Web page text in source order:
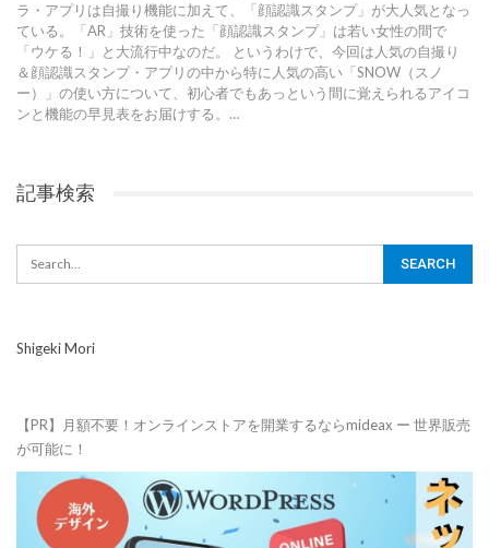
ラ・アプリは自撮り機能に加えて、「顔認識スタンプ」が大人気となっ
ている。「AR」技術を使った「顔認識スタンプ」は若い女性の間で
「ウケる！」と大流行中なのだ。 というわけで、今回は人気の自撮り
＆顔認識スタンプ・アプリの中から特に人気の高い「SNOW（スノ
ー）」の使い方について、初心者でもあっという間に覚えられるアイコ
ンと機能の早見表をお届けする。…
記事検索
Shigeki Mori
【PR】月額不要！オンラインストアを開業するならmideax ー 世界販売
が可能に！